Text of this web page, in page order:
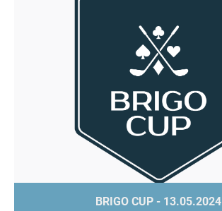
BRIGO CUP - 13.05.2024